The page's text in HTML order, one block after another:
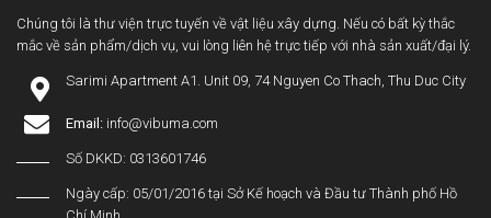
Chúng tôi là thư viện trực tuyến về vật liệu xây dựng. Nếu có bất kỳ thắc
mắc về sản phẩm/dịch vụ, vui lòng liên hệ trực tiếp với nhà sản xuất/đại lý.
Sarimi Apartment A1. Unit 09, 74 Nguyen Co Thach, Thu Duc City
Email: info@vibuma.com
Số DKKD: 0313601746
Ngày cấp: 05/01/2016 tại Sở Kế hoạch và Đầu tư Thành phố Hồ